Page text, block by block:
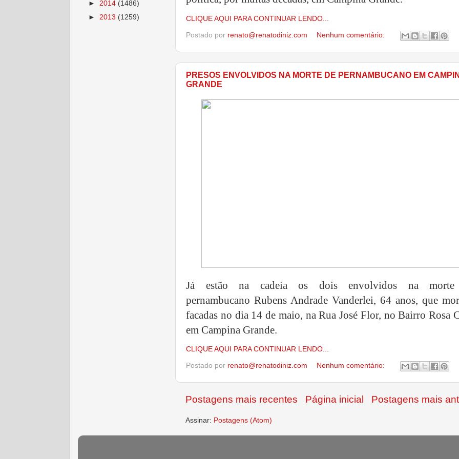
CLIQUE AQUI PARA CONTINUAR LENDO...
Postado por renato@renatodiniz.com Nenhum comentário:
PRESOS ENVOLVIDOS NA MORTE DE PERNAMBUCANO EM
GRANDE
Já estão na cadeia os dois envolvidos na
pernambucano Rubens Andrade Vanderlei, 64 anos, que
facadas no dia 14 de maio, na Rua José Flor, no Bairro Rosa
em Campina Grande.
CLIQUE AQUI PARA CONTINUAR LENDO...
Postado por renato@renatodiniz.com Nenhum comentário:
Postagens mais recentes Postagens mais
Página inicial
Assinar: Postagens (Atom)
► 2014 (1486)
► 2013 (1259)